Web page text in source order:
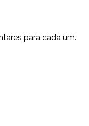
para cada um.